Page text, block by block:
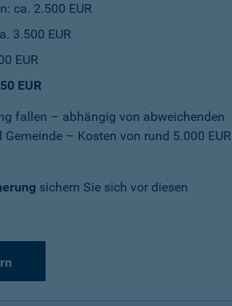
ca. 2.500 EUR
3.500 EUR
EUR
EUR
fallen – abhängig von abweichenden
– Kosten von rund 5.000 EUR
sichern Sie sich vor diesen